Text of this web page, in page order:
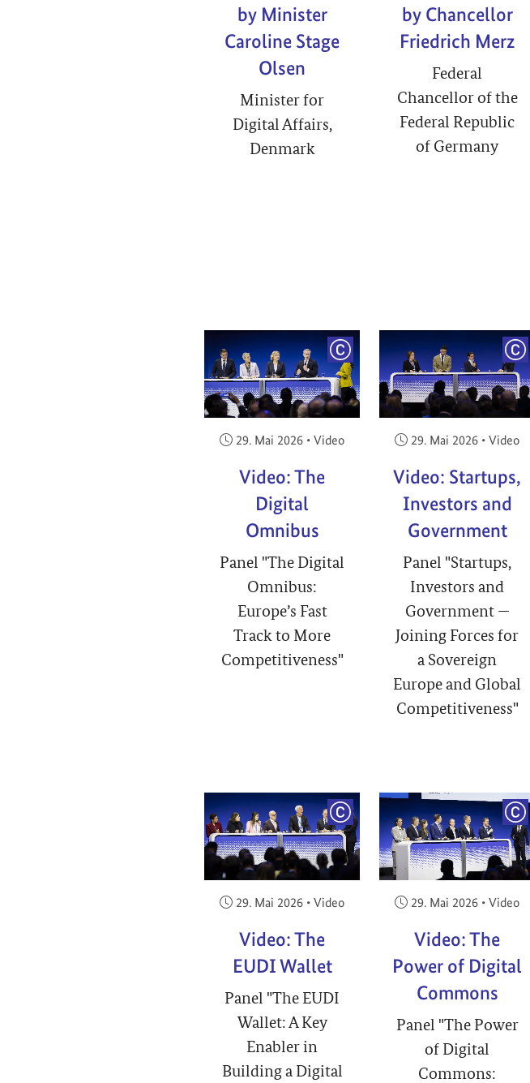
by Minister
Caroline Stage
Olsen
Minister for
Digital Affairs,
Denmark
by Chancellor
Friedrich Merz
Federal
Chancellor of the
Federal Republic
of Germany
COPYRIGHT
Veröffentlicht am:
29. Mai 2026 • Video
Video: The
Digital
Omnibus
Panel "The Digital
Omnibus:
Europe’s Fast
Track to More
Competitiveness"
Veröffentlicht am:
29. Mai 2026 • Video
Video: Startups,
Investors and
Government
Panel "Startups,
Investors and
Government —
Joining Forces for
a Sovereign
Europe and Global
Competitiveness"
COPYRIGHT
Veröffentlicht am:
29. Mai 2026 • Video
Video: The
EUDI Wallet
Panel "The EUDI
Wallet: A Key
Enabler in
Building a Digital
Veröffentlicht am:
29. Mai 2026 • Video
Video: The
Power of Digital
Commons
Panel "The Power
of Digital
Commons: